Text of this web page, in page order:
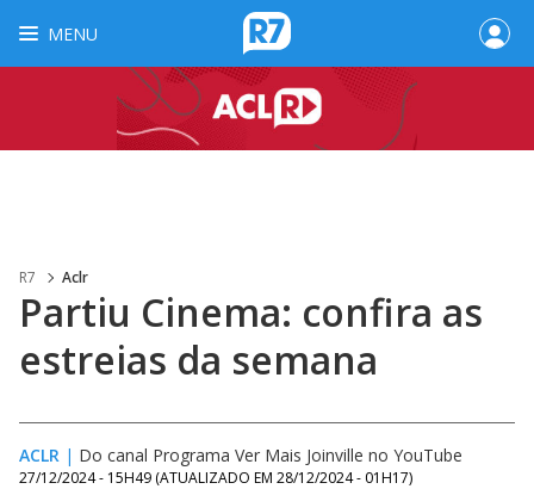
MENU
R7 Aclr
Partiu Cinema: confira as
estreias da semana
ACLR | Do canal Programa Ver Mais Joinville no YouTube
27/12/2024 - 15H49 (ATUALIZADO EM 28/12/2024 - 01H17)